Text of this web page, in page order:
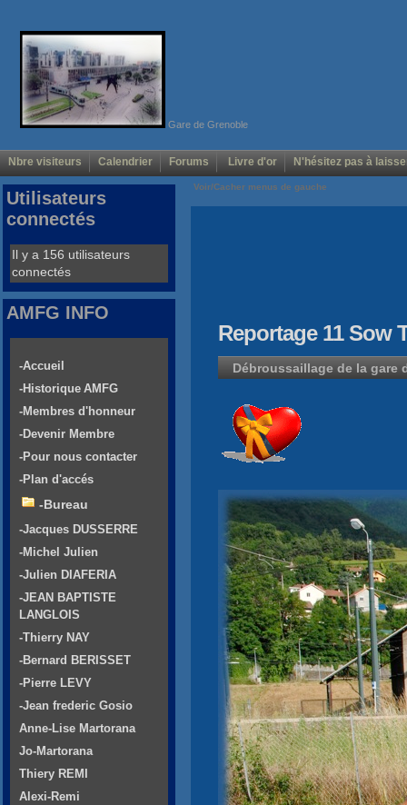
Gare de Grenoble
Nbre visiteurs Calendrier Forums Livre d'or N'hésitez pas à
Voir/Cacher menus de gauche
Reportage 11 Sow
Débroussaillage de la gare
Utilisateurs
connectés
Il y a 156 utilisateurs
connectés
AMFG INFO
-Accueil
-Historique AMFG
-Membres d'honneur
-Devenir Membre
-Pour nous contacter
-Plan d'accés
-Bureau
-Jacques DUSSERRE
-Michel Julien
-Julien DIAFERIA
-JEAN BAPTISTE
LANGLOIS
-Thierry NAY
-Bernard BERISSET
-Pierre LEVY
-Jean frederic Gosio
Anne-Lise Martorana
Jo-Martorana
Thiery REMI
Alexi-Remi